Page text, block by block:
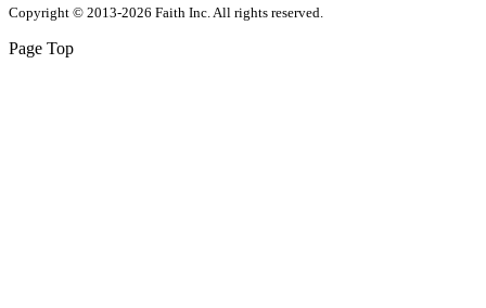
Copyright © 2013-2026 Faith Inc. All rights reserved.
Page Top